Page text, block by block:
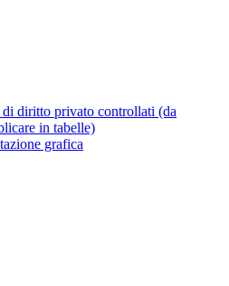
diritto privato controllati (da
in tabelle)
grafica